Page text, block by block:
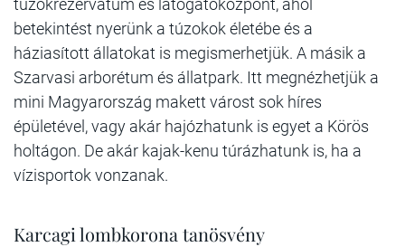
túzokrezervátum és látogatóközpont, ahol
betekintést nyerünk a túzokok életébe és a
háziasított állatokat is megismerhetjük. A másik a
Szarvasi arborétum és állatpark. Itt megnézhetjük a
mini Magyarország makett várost sok híres
épületével, vagy akár hajózhatunk is egyet a Körös
holtágon. De akár kajak-kenu túrázhatunk is, ha a
vízisportok vonzanak.
Karcagi lombkorona tanösvény